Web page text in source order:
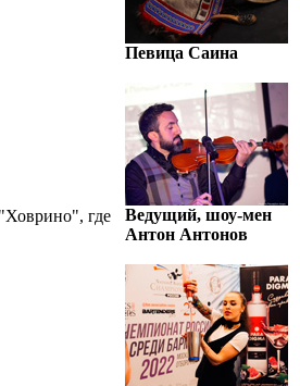
где
Певица Саина
Ведущий, шоу-мен
Антон Антонов